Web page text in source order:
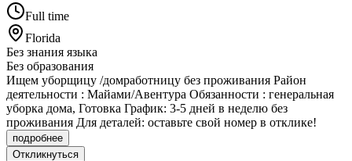
Full time
Florida
Без знания языка
Без образования
Ищем уборщицу /домработницу без проживания Район
деятельности : Майами/Авентура Обязанности : генеральная
уборка дома, Готовка График: 3-5 дней в неделю без
проживания Для деталей: оставьте свой номер в отклике!
подробнее
Откликнуться